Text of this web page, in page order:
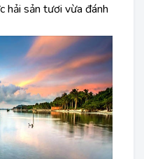
hải sản tươi vừa đánh